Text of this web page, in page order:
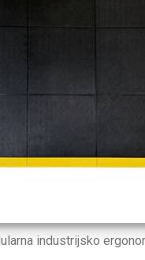
industrijsko